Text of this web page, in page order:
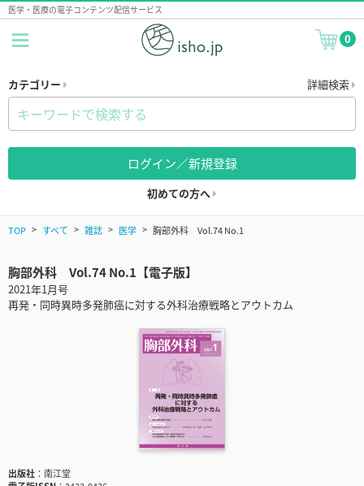
医学・医療の電子コンテンツ配信サービス
0
カテゴリー 詳細検索
ログイン／新規登録
初めての方へ
TOP すべて 雑誌 医学 胸部外科 Vol.74 No.1
胸部外科 Vol.74 No.1【電子版】
2021年1月号
再発・同時異時多発肺癌に対する外科治療戦略とアウトカム
出版社
南江堂